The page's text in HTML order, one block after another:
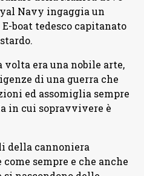
Navy ingaggia un
boat tedesco capitanato
volta era una nobile arte,
di una guerra che
ed assomiglia sempre
in cui sopravvivere è
della cannoniera
sempre e che anche